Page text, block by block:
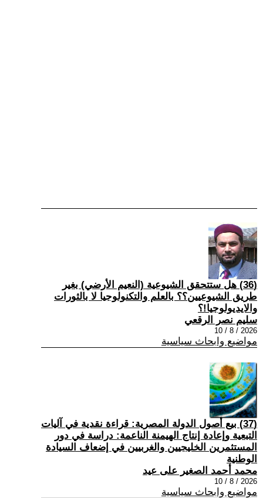
(36) هل ستتحقق الشيوعية (النعيم الأرضي) بغير
طريق الشيوعيين؟؟ بالعلم والتكنولوجيا لا بالثورات
والايديولوجيا!؟
سليم نصر الرقعي
2026 / 8 / 10
مواضيع وابحاث سياسية
(37) بيع أصول الدولة المصرية: قراءة نقدية في آليات
التبعية وإعادة إنتاج الهيمنة الناعمة: دراسة في دور
المستثمرين الخليجيين والغربيين في إضعاف السيادة
الوطنية
محمد أحمد الصغير على عيد
2026 / 8 / 10
مواضيع وابحاث سياسية